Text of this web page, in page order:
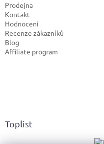
Prodejna
Kontakt
Hodnocení
Recenze zákazníků
Blog
Affiliate program
Toplist